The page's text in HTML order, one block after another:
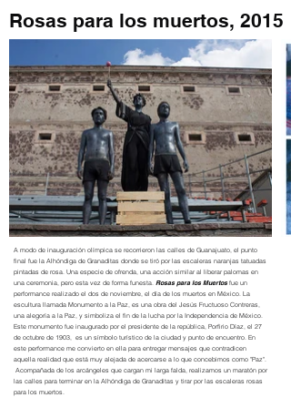
Rosas para los muertos, 2015
A modo de inauguración olímpica se recorrieron las calles de Guanajuato, el punto
final fue la Alhóndiga de Granaditas donde se tiró por las escaleras naranjas tatuadas
pintadas de rosa. Una especie de ofrenda, una acción similar al liberar palomas en
una ceremonia, pero esta vez de forma funesta. Rosas para los Muertos fue un
performance realizado el dos de noviembre, el día de los muertos en México. La
escultura llamada Monumento a la Paz, es una obra del Jesús Fructuoso Contreras,
una alegoría a la Paz, y simboliza el fin de la lucha por la Independencia de México.
Este monumento fue inaugurado por el presidente de la república, Porfirio Díaz, el 27
de octubre de 1903, es un símbolo turístico de la ciudad y punto de encuentro. En
este performance me convierto en ella para entregar mensajes que contradicen
aquella realidad que está muy alejada de acercarse a lo que concebimos como "Paz".
Acompañada de los arcángeles que cargan mi larga falda, realizamos un maratón por
las calles para terminar en la Alhóndiga de Granaditas y tirar por las escaleras rosas
para los muertos.